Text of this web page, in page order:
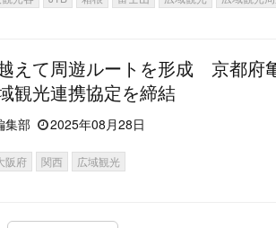
えて周遊ルートを形成 京都府
観光連携協定を締結
集部 2025年08月28日
阪府 関西 広域観光